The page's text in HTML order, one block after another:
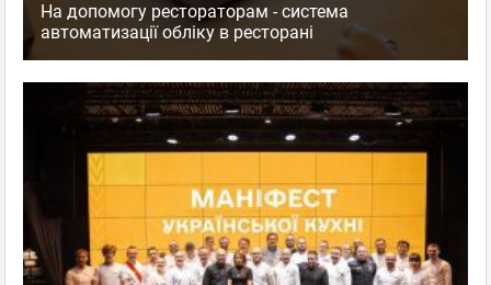
На допомогу рестораторам - система
автоматизації обліку в ресторані